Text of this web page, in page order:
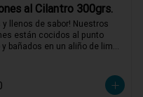
corresponde al producto
completa, salsas o
incluidos.
al Cilantro 300grs.
y llenos de sabor! Nuestros
están cocidos al punto
bañados en un aliño de limón
ese toque final irresistible.
para una comida rápida y